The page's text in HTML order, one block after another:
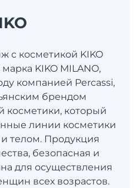
с косметикой KIKO
KIKO MILANO,
компанией Percassi,
брендом
косметики, который
линии косметики
телом. Продукция
безопасная и
для осуществления
всех возрастов.